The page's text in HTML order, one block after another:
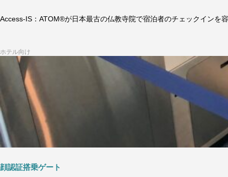
Access-IS：ATOM®が日本最古の仏教寺院で宿泊者のチェックインを
ホテル向け
顔認証搭乗ゲート